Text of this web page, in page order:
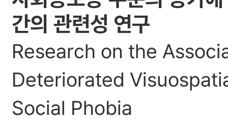
간의 관련성 연구
Research on the
Deteriorated
Social Phobia